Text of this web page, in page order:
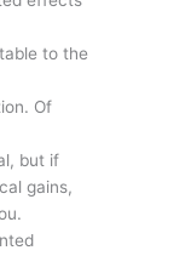
to the
Of
but if
gains,